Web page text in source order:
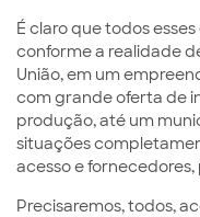
É claro que todos
conforme a realidade
União, em um
com grande oferta de
produção, até um
situações
acesso e fornecedores,
Precisaremos, todos,